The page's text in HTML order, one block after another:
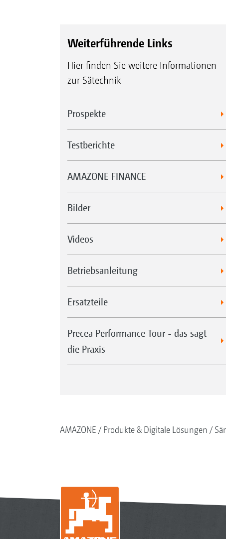
Weiterführende Links
Hier finden Sie weitere Informationen
zur Sätechnik
Prospekte
Testberichte
AMAZONE FINANCE
Bilder
Videos
Betriebsanleitung
Ersatzteile
Precea Performance Tour - das sagt
die Praxis
AMAZONE Produkte & Digitale Lösungen